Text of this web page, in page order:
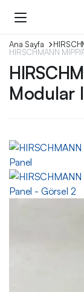
Ana Sayfa
HIRSCHMANN
Modular